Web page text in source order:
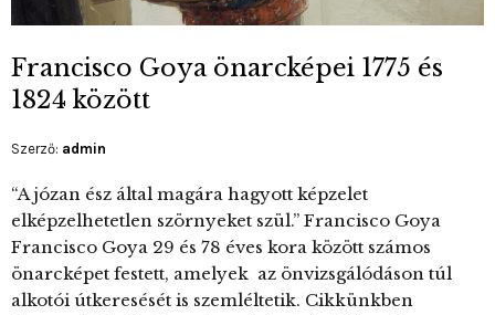
Francisco Goya önarcképei 1775 és
1824 között
Szerző: admin
“A józan ész által magára hagyott képzelet
elképzelhetetlen szörnyeket szül.” Francisco Goya
Francisco Goya 29 és 78 éves kora között számos
önarcképet festett, amelyek az önvizsgálódáson túl
alkotói útkeresését is szemléltetik. Cikkünkben